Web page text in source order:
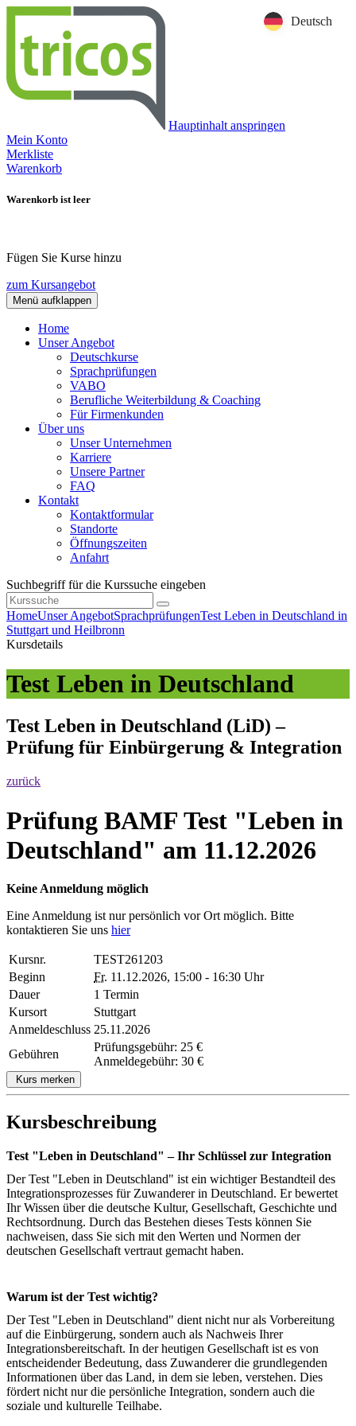
Hauptinhalt anspringen
Mein Konto
Merkliste
Warenkorb
Warenkorb ist leer
Fügen Sie Kurse hinzu
zum Kursangebot
Menü aufklappen
Home
Unser Angebot
Deutschkurse
Sprachprüfungen
VABO
Berufliche Weiterbildung & Coaching
Für Firmenkunden
Über uns
Unser Unternehmen
Karriere
Unsere Partner
FAQ
Kontakt
Kontaktformular
Standorte
Öffnungszeiten
Anfahrt
Suchbegriff für die Kurssuche eingeben
HomeUnser AngebotSprachprüfungenTest Leben in Deutschland in
Stuttgart und Heilbronn
Kursdetails
Test Leben in Deutschland
Test Leben in Deutschland (LiD) –
Prüfung für Einbürgerung & Integration
zurück
Prüfung BAMF Test "Leben in
Deutschland" am 11.12.2026
Keine Anmeldung möglich
Eine Anmeldung ist nur persönlich vor Ort möglich. Bitte
kontaktieren Sie uns hier
Kursnr.
TEST261203
Beginn
Fr. 11.12.2026, 15:00 - 16:30 Uhr
Dauer
1 Termin
Kursort
Stuttgart
Anmeldeschluss 25.11.2026
Gebühren
Prüfungsgebühr: 25 €
Anmeldegebühr: 30 €
Kurs merken
Kursbeschreibung
Test "Leben in Deutschland" – Ihr Schlüssel zur Integration
Der Test "Leben in Deutschland" ist ein wichtiger Bestandteil des
Integrationsprozesses für Zuwanderer in Deutschland. Er bewertet
Ihr Wissen über die deutsche Kultur, Gesellschaft, Geschichte und
Rechtsordnung. Durch das Bestehen dieses Tests können Sie
nachweisen, dass Sie sich mit den Werten und Normen der
deutschen Gesellschaft vertraut gemacht haben.
Warum ist der Test wichtig?
Der Test "Leben in Deutschland" dient nicht nur als Vorbereitung
auf die Einbürgerung, sondern auch als Nachweis Ihrer
Integrationsbereitschaft. In der heutigen Gesellschaft ist es von
entscheidender Bedeutung, dass Zuwanderer die grundlegenden
Informationen über das Land, in dem sie leben, verstehen. Dies
fördert nicht nur die persönliche Integration, sondern auch die
soziale und kulturelle Teilhabe.
Deutsch